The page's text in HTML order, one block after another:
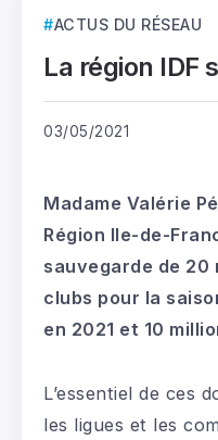
ACTUS DU RÉSEAU
La région IDF
03/05/2021
Madame Valérie
Région Ile-de-
sauvegarde de 20
clubs pour la
en 2021 et 10
L’essentiel de ces
les ligues et les